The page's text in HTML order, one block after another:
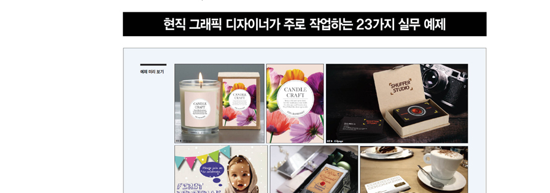
인증도서 포토샵X일러스트레이터를 연동한 작업의 정석
ISBN
부가기호*
부가기호 확인하는 방법
종이책 :
종류* 내용 문의 오류 제보
문의도서 포토샵X일러스트레이터를 연동한 작업의 정석
문의 쪽
* 여러 쪽이면 쉼표(,)로 구분해서 입력하세요.
제목 *
알림 메시지 내 서재
구매 인증 도서